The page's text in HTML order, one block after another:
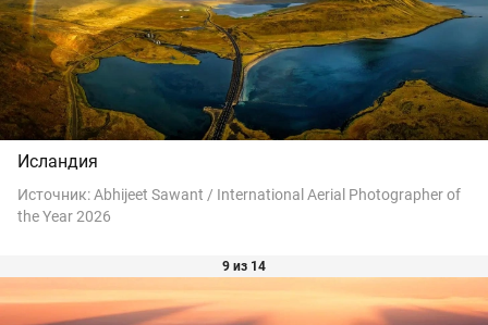
Исландия
Источник:Abhijeet Sawant / International Aerial Photographer of
the Year 2026
9 из 14